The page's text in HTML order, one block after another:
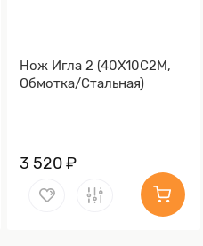
Нож Игла 2 (40Х10С2М,
Обмотка/Стальная)
3 520 ₽